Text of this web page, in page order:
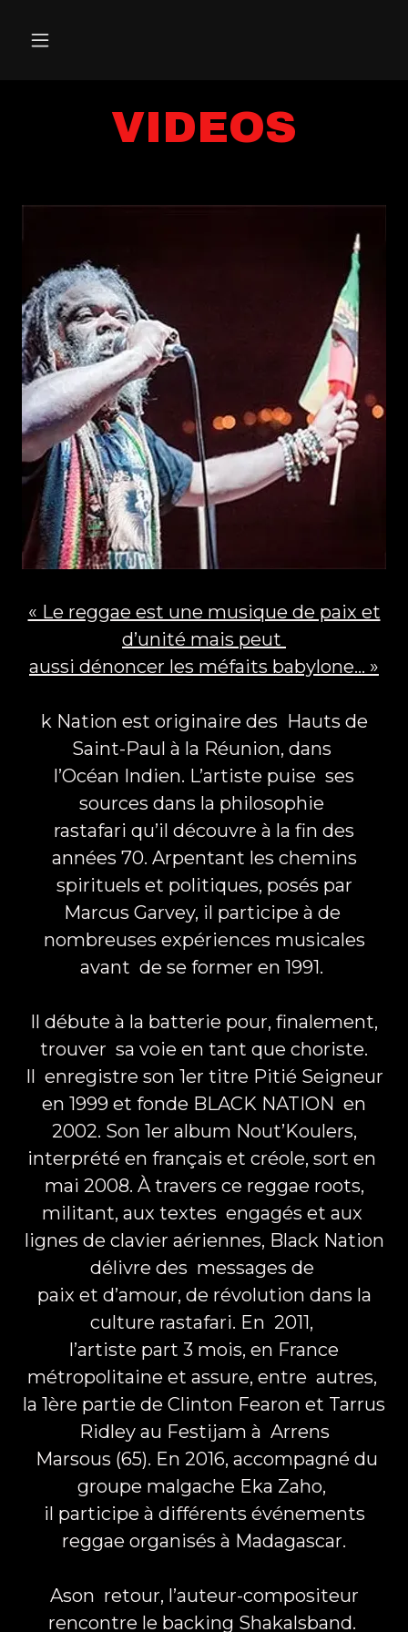
VIDEOS
« Le reggae est une musique de paix et
d’unité mais peut
aussi dénoncer les méfaits babylone… »
k Nation est originaire des Hauts de
Saint-Paul à la Réunion, dans
l’Océan Indien. L’artiste puise ses
sources dans la philosophie
rastafari qu’il découvre à la fin des
années 70. Arpentant les chemins
spirituels et politiques, posés par
Marcus Garvey, il participe à de
nombreuses expériences musicales
avant de se former en 1991.
Il débute à la batterie pour, finalement,
trouver sa voie en tant que choriste.
Il enregistre son 1er titre Pitié Seigneur
en 1999 et fonde BLACK NATION en
2002. Son 1er album Nout’Koulers,
interprété en français et créole, sort en
mai 2008. À travers ce reggae roots,
militant, aux textes engagés et aux
lignes de clavier aériennes, Black Nation
délivre des messages de
paix et d’amour, de révolution dans la
culture rastafari. En 2011,
l’artiste part 3 mois, en France
métropolitaine et assure, entre autres,
la 1ère partie de Clinton Fearon et Tarrus
Ridley au Festijam à Arrens
Marsous (65). En 2016, accompagné du
groupe malgache Eka Zaho,
il participe à différents événements
reggae organisés à Madagascar.
Ason retour, l’auteur-compositeur
rencontre le backing Shakalsband.